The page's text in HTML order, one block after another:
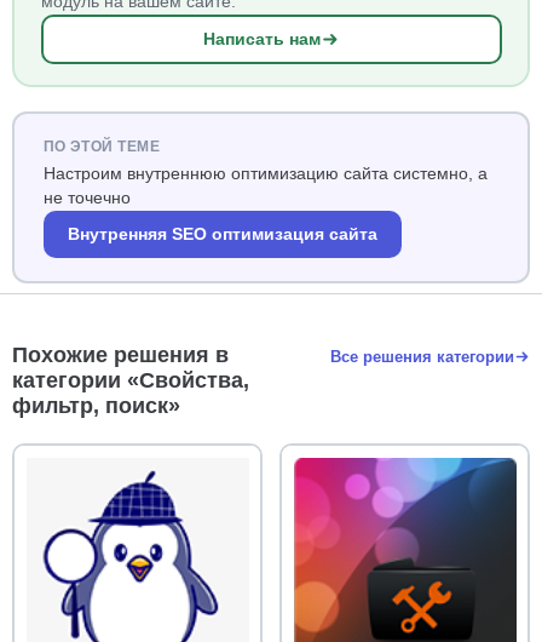
Написать нам
ПО ЭТОЙ ТЕМЕ
Настроим внутреннюю оптимизацию сайта системно, а
не точечно
Внутренняя SEO оптимизация сайта
Похожие решения в
категории «Свойства,
фильтр, поиск»
Все решения категории